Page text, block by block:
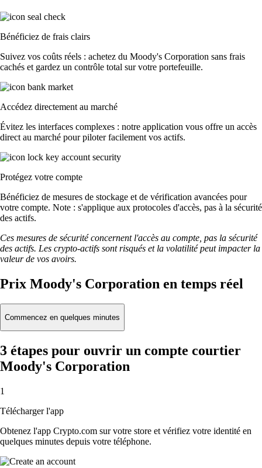
Bénéficiez de frais clairs
Suivez vos coûts réels : achetez du Moody's Corporation sans frais
cachés et gardez un contrôle total sur votre portefeuille.
Accédez directement au marché
Évitez les interfaces complexes : notre application vous offre un accès
direct au marché pour piloter facilement vos actifs.
Protégez votre compte
Bénéficiez de mesures de stockage et de vérification avancées pour
votre compte. Note : s'applique aux protocoles d'accès, pas à la sécurité
des actifs.
Ces mesures de sécurité concernent l'accès au compte, pas la sécurité
des actifs. Les crypto-actifs sont risqués et la volatilité peut impacter la
valeur de vos avoirs.
Prix Moody's Corporation en temps réel
Commencez en quelques minutes
3 étapes pour ouvrir un compte courtier
Moody's Corporation
1
Télécharger l'app
Obtenez l'app Crypto.com sur votre store et vérifiez votre identité en
quelques minutes depuis votre téléphone.